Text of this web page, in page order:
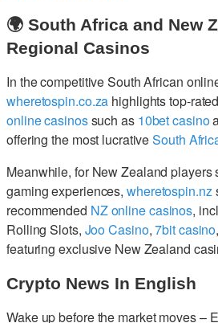
🌍 South Africa and New
Regional Casinos
In the competitive South African
wheretospin.co.za highlights top-
online casinossuch as 10bet casino
offering the most lucrativeSouth
Meanwhile, for New Zealand players
gaming experiences, wheretospin.nz
recommended NZ online casinos,
Rolling Slots, Joo Casino,7bit casino
featuring exclusive New Zealand
Crypto News In English
Wake up before the market moves –